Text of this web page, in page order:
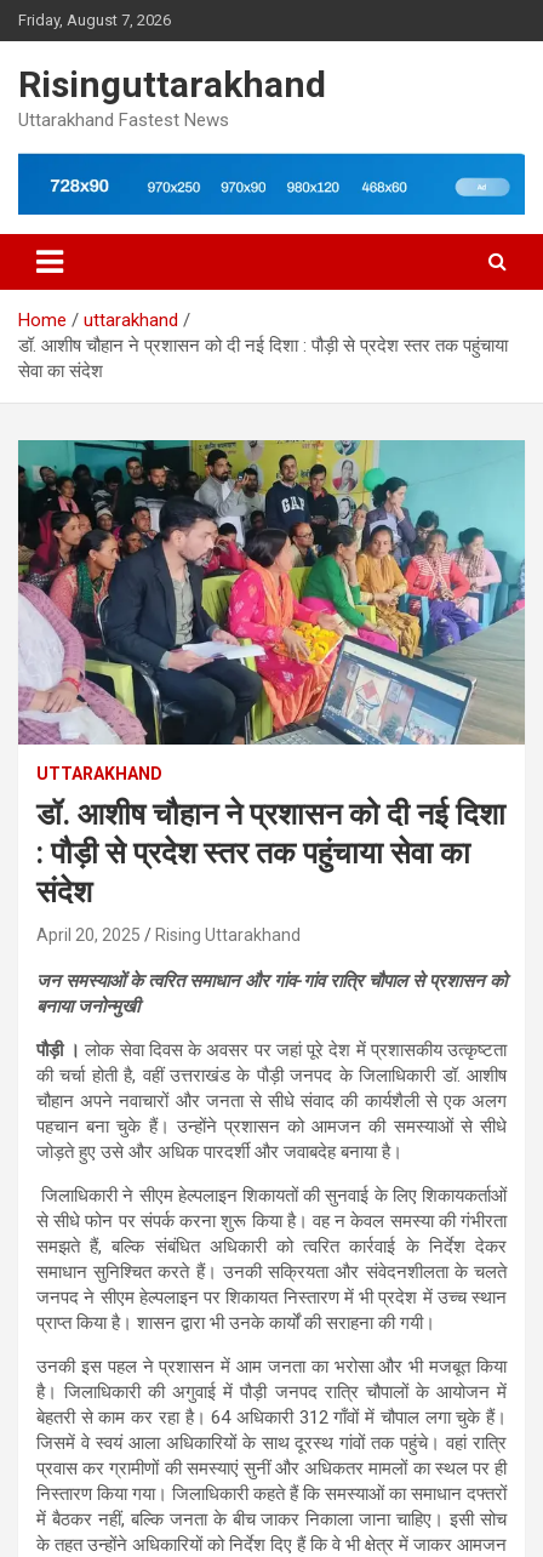
Skip
to
Friday, August 7, 2026
Risinguttarakhand
Uttarakhand Fastest News
Home
uttarakhand
डॉ. आशीष चौहान ने प्रशासन को दी नई दिशा : पौड़ी से प्रदेश स्तर तक पहुंचाया
सेवा का संदेश
UTTARAKHAND
डॉ. आशीष चौहान ने प्रशासन को दी नई दिशा
: पौड़ी से प्रदेश स्तर तक पहुंचाया सेवा का
संदेश
April 20, 2025 Rising Uttarakhand
जन समस्याओं के त्वरित समाधान और गांव-गांव रात्रि चौपाल से प्रशासन को
बनाया जनोन्मुखी
पौड़ी । लोक सेवा दिवस के अवसर पर जहां पूरे देश में प्रशासकीय उत्कृष्टता
की चर्चा होती है, वहीं उत्तराखंड के पौड़ी जनपद के जिलाधिकारी डॉ. आशीष
चौहान अपने नवाचारों और जनता से सीधे संवाद की कार्यशैली से एक अलग
पहचान बना चुके हैं। उन्होंने प्रशासन को आमजन की समस्याओं से सीधे
जोड़ते हुए उसे और अधिक पारदर्शी और जवाबदेह बनाया है।
जिलाधिकारी ने सीएम हेल्पलाइन शिकायतों की सुनवाई के लिए शिकायकर्ताओं
से सीधे फोन पर संपर्क करना शुरू किया है। वह न केवल समस्या की गंभीरता
समझते हैं, बल्कि संबंधित अधिकारी को त्वरित कार्रवाई के निर्देश देकर
समाधान सुनिश्चित करते हैं। उनकी सक्रियता और संवेदनशीलता के चलते
जनपद ने सीएम हेल्पलाइन पर शिकायत निस्तारण में भी प्रदेश में उच्च स्थान
प्राप्त किया है। शासन द्वारा भी उनके कार्यों की सराहना की गयी।
उनकी इस पहल ने प्रशासन में आम जनता का भरोसा और भी मजबूत किया
है। जिलाधिकारी की अगुवाई में पौड़ी जनपद रात्रि चौपालों के आयोजन में
बेहतरी से काम कर रहा है। 64 अधिकारी 312 गाँवों में चौपाल लगा चुके हैं।
जिसमें वे स्वयं आला अधिकारियों के साथ दूरस्थ गांवों तक पहुंचे। वहां रात्रि
प्रवास कर ग्रामीणों की समस्याएं सुनीं और अधिकतर मामलों का स्थल पर ही
निस्तारण किया गया। जिलाधिकारी कहते हैं कि समस्याओं का समाधान दफ्तरों
में बैठकर नहीं, बल्कि जनता के बीच जाकर निकाला जाना चाहिए। इसी सोच
के तहत उन्होंने अधिकारियों को निर्देश दिए हैं कि वे भी क्षेत्र में जाकर आमजन